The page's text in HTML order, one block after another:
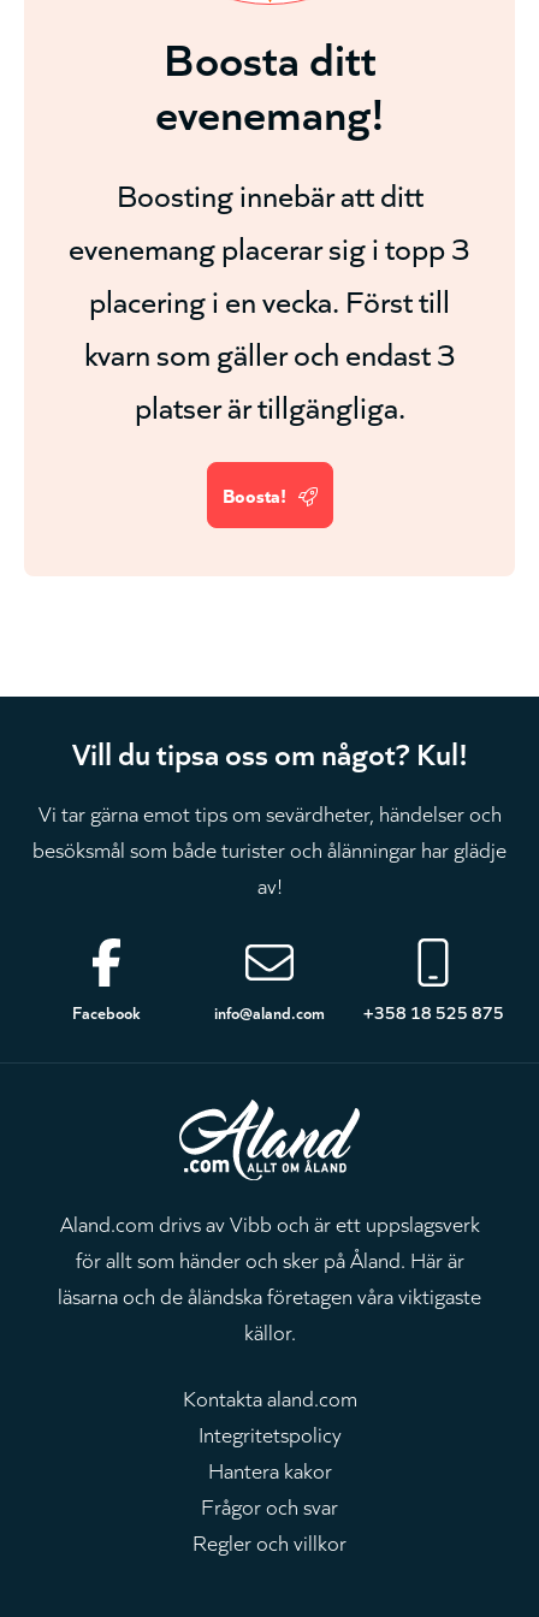
Boosta ditt
evenemang!
Boosting innebär att ditt
evenemang placerar sig i topp 3
placering i en vecka. Först till
kvarn som gäller och endast 3
platser är tillgängliga.
Boosta!
Vill du tipsa oss om något? Kul!
Vi tar gärna emot tips om sevärdheter, händelser och
besöksmål som både turister och ålänningar har glädje
av!
Sidfot
Facebook info@aland.com +358 18 525 875
Aland.com drivs av Vibb och är ett uppslagsverk
för allt som händer och sker på Åland. Här är
läsarna och de åländska företagen våra viktigaste
källor.
Kontakta aland.com
Integritetspolicy
Hantera kakor
Frågor och svar
Regler och villkor